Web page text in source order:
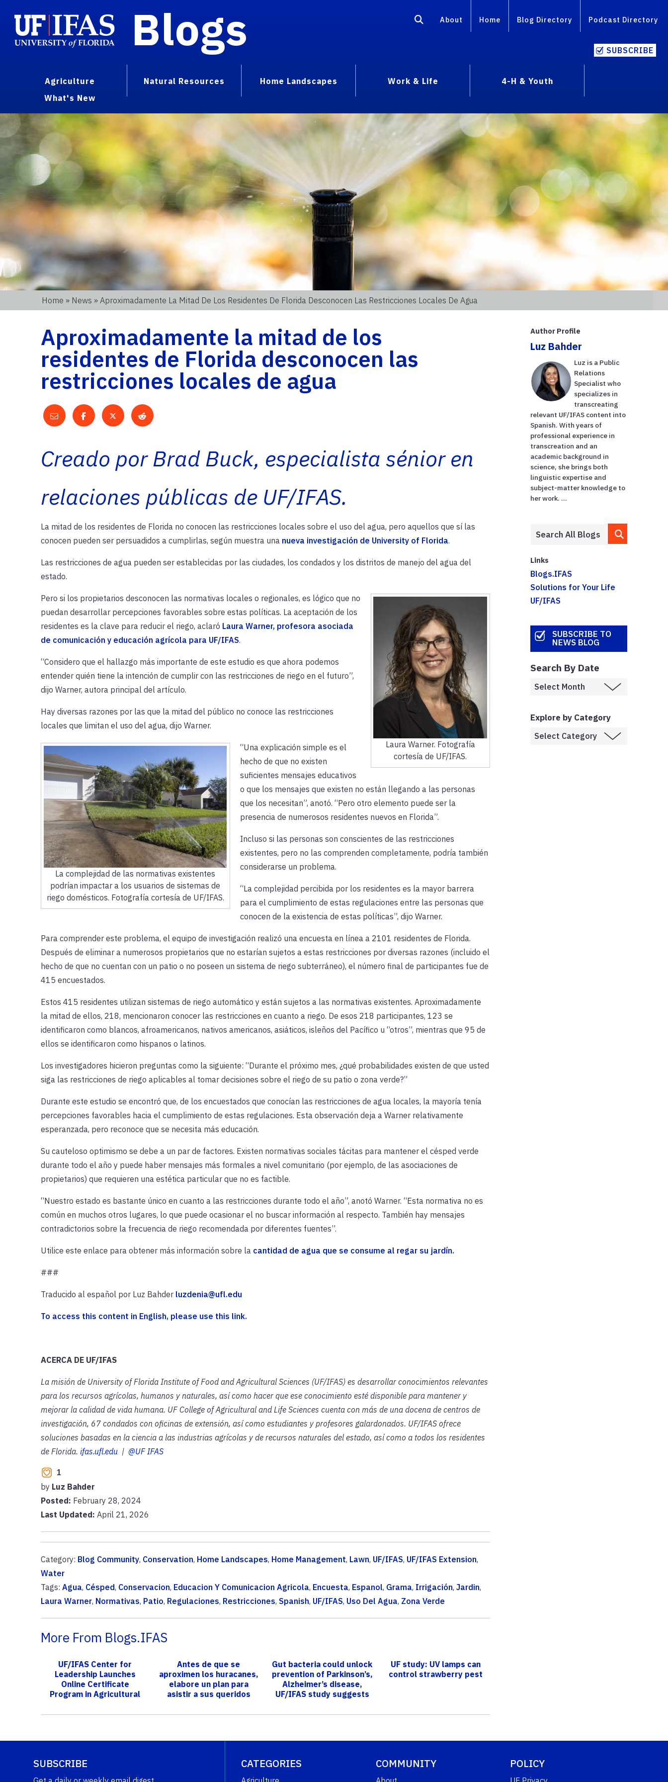
Blogs About Home Blog Directory Podcast Directory
SUBSCRIBE
Agriculture Natural Resources Home Landscapes Work & Life
4-H & Youth
What's New
Home » News » Aproximadamente La Mitad De Los Residentes De Florida Desconocen Las Restricciones Locales De Agua
Aproximadamente la mitad de los
residentes de Florida desconocen las
restricciones locales de agua
Creado por Brad Buck, especialista sénior en
relaciones públicas de UF/IFAS.
La mitad de los residentes de Florida no conocen las restricciones locales sobre el uso del agua, pero aquellos que sí las
conocen pueden ser persuadidos a cumplirlas, según muestra una nueva investigación de University of Florida.
Las restricciones de agua pueden ser establecidas por las ciudades, los condados y los distritos de manejo del agua del
estado.
Laura Warner. Fotografía
cortesía de UF/IFAS.
Pero si los propietarios desconocen las normativas locales o regionales, es lógico que no
puedan desarrollar percepciones favorables sobre estas políticas. La aceptación de los
residentes es la clave para reducir el riego, aclaró Laura Warner, profesora asociada
de comunicación y educación agrícola para UF/IFAS.
“Considero que el hallazgo más importante de este estudio es que ahora podemos
entender quién tiene la intención de cumplir con las restricciones de riego en el futuro”,
dijo Warner, autora principal del artículo.
Hay diversas razones por las que la mitad del público no conoce las restricciones
locales que limitan el uso del agua, dijo Warner.
La complejidad de las normativas existentes
podrían impactar a los usuarios de sistemas de
riego domésticos. Fotografía cortesía de UF/IFAS.
“Una explicación simple es el
hecho de que no existen
suficientes mensajes educativos
o que los mensajes que existen no están llegando a las personas
que los necesitan”, anotó. “Pero otro elemento puede ser la
presencia de numerosos residentes nuevos en Florida”.
Incluso si las personas son conscientes de las restricciones
existentes, pero no las comprenden completamente, podría también
considerarse un problema.
“La complejidad percibida por los residentes es la mayor barrera
para el cumplimiento de estas regulaciones entre las personas que
conocen de la existencia de estas políticas”, dijo Warner.
Para comprender este problema, el equipo de investigación realizó una encuesta en línea a 2101 residentes de Florida.
Después de eliminar a numerosos propietarios que no estarían sujetos a estas restricciones por diversas razones (incluido el
hecho de que no cuentan con un patio o no poseen un sistema de riego subterráneo), el número final de participantes fue de
415 encuestados.
Estos 415 residentes utilizan sistemas de riego automático y están sujetos a las normativas existentes. Aproximadamente
la mitad de ellos, 218, mencionaron conocer las restricciones en cuanto a riego. De esos 218 participantes, 123 se
identificaron como blancos, afroamericanos, nativos americanos, asiáticos, isleños del Pacífico u “otros”, mientras que 95 de
ellos se identificaron como hispanos o latinos.
Los investigadores hicieron preguntas como la siguiente: “Durante el próximo mes, ¿qué probabilidades existen de que usted
siga las restricciones de riego aplicables al tomar decisiones sobre el riego de su patio o zona verde?”
Durante este estudio se encontró que, de los encuestados que conocían las restricciones de agua locales, la mayoría tenía
percepciones favorables hacia el cumplimiento de estas regulaciones. Esta observación deja a Warner relativamente
esperanzada, pero reconoce que se necesita más educación.
Su cauteloso optimismo se debe a un par de factores. Existen normativas sociales tácitas para mantener el césped verde
durante todo el año y puede haber mensajes más formales a nivel comunitario (por ejemplo, de las asociaciones de
propietarios) que requieren una estética particular que no es factible.
“Nuestro estado es bastante único en cuanto a las restricciones durante todo el año”, anotó Warner. “Esta normativa no es
común en muchos otros lugares, lo que puede ocasionar el no buscar información al respecto. También hay mensajes
contradictorios sobre la frecuencia de riego recomendada por diferentes fuentes”.
Utilice este enlace para obtener más información sobre la cantidad de agua que se consume al regar su jardín.
###
Traducido al español por Luz Bahder luzdenia@ufl.edu
To access this content in English, please use this link.
ACERCA DE UF/IFAS
La misión de University of Florida Institute of Food and Agricultural Sciences (UF/IFAS) es desarrollar conocimientos relevantes
para los recursos agrícolas, humanos y naturales, así como hacer que ese conocimiento esté disponible para mantener y
mejorar la calidad de vida humana. UF College of Agricultural and Life Sciences cuenta con más de una docena de centros de
investigación, 67 condados con oficinas de extensión, así como estudiantes y profesores galardonados. UF/IFAS ofrece
soluciones basadas en la ciencia a las industrias agrícolas y de recursos naturales del estado, así como a todos los residentes
de Florida. ifas.ufl.edu| @UF IFAS
1
by Luz Bahder
Posted: February 28, 2024
Last Updated: April 21, 2026
Category: Blog Community, Conservation, Home Landscapes, Home Management, Lawn, UF/IFAS, UF/IFAS Extension,
Water
Tags: Agua, Césped, Conservacion, Educacion Y Comunicacion Agricola, Encuesta, Espanol, Grama, Irrigación, Jardin,
Laura Warner, Normativas, Patio, Regulaciones, Restricciones, Spanish, UF/IFAS, Uso Del Agua, Zona Verde
More From Blogs.IFAS
UF/IFAS Center for
Leadership Launches
Online Certificate
Program in Agricultural
Antes de que se
aproximen los huracanes,
elabore un plan para
asistir a sus queridos
Gut bacteria could unlock
prevention of Parkinson’s,
Alzheimer’s disease,
UF/IFAS study suggests
UF study: UV lamps can
control strawberry pest
Author Profile
Luz Bahder
Luz is a Public
Relations
Specialist who
specializes in
transcreating
relevant UF/IFAS content into
Spanish. With years of
professional experience in
transcreation and an
academic background in
science, she brings both
linguistic expertise and
subject-matter knowledge to
her work. ...
Links
Blogs.IFAS
Solutions for Your Life
UF/IFAS
SUBSCRIBE TO
NEWS BLOG
Search By Date
Explore by Category
SUBSCRIBE CATEGORIES COMMUNITY POLICY